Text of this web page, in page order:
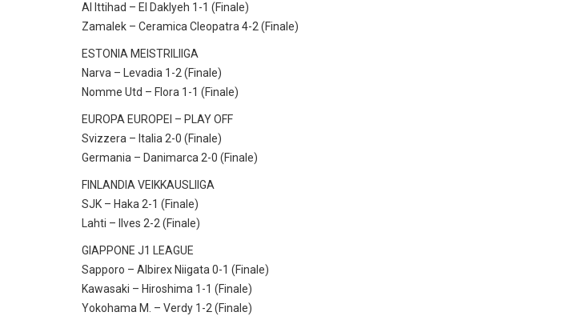
Al Ittihad – El Daklyeh 1-1 (Finale)
Zamalek – Ceramica Cleopatra 4-2 (Finale)
ESTONIA MEISTRILIIGA
Narva – Levadia 1-2 (Finale)
Nomme Utd – Flora 1-1 (Finale)
EUROPA EUROPEI – PLAY OFF
Svizzera – Italia 2-0 (Finale)
Germania – Danimarca 2-0 (Finale)
FINLANDIA VEIKKAUSLIIGA
SJK – Haka 2-1 (Finale)
Lahti – Ilves 2-2 (Finale)
GIAPPONE J1 LEAGUE
Sapporo – Albirex Niigata 0-1 (Finale)
Kawasaki – Hiroshima 1-1 (Finale)
Yokohama M. – Verdy 1-2 (Finale)